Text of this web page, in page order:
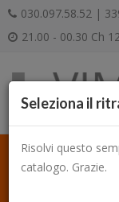
030.097.58.52 |
21.00 - 00.30 Ch
Seleziona il
Risolvi questo
catalogo. Grazie.